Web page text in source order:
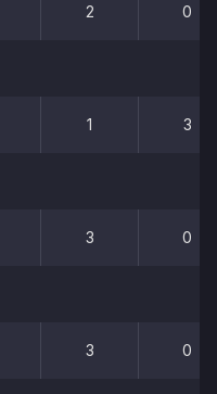
2 0
1 3
3 0
3 0